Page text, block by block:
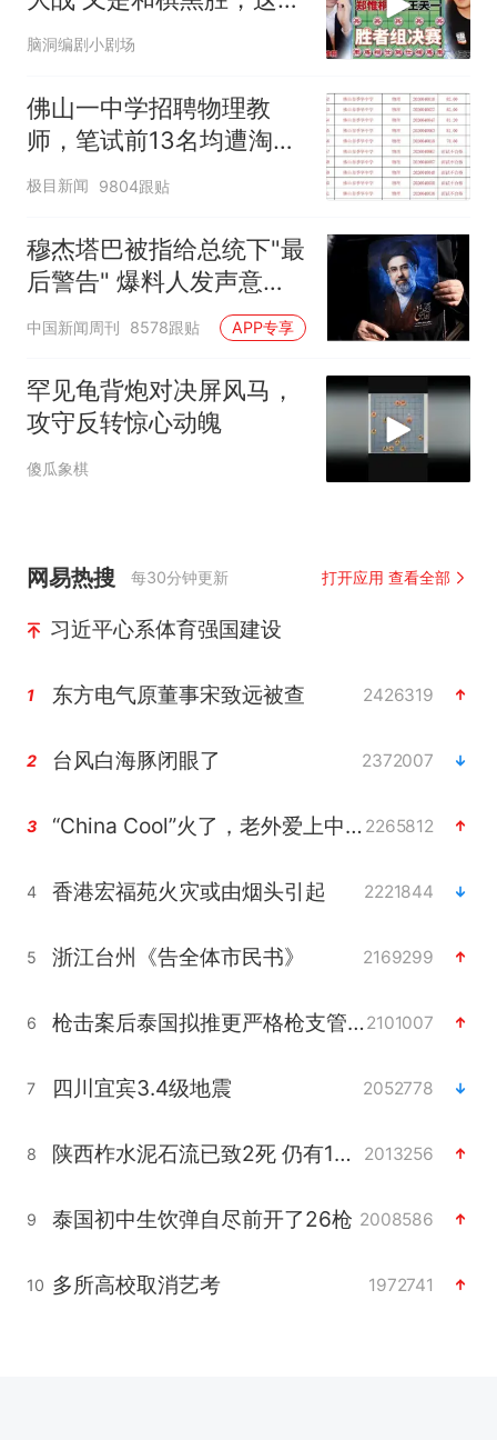
会有什么飞刀
脑洞编剧小剧场
佛山一中学招聘物理教
师，笔试前13名均遭淘
汰？教育局：已叫停招
聘，成立调查组全面核查
极目新闻 9804跟贴
穆杰塔巴被指给总统下"最
后警告" 爆料人发声意味
深长
中国新闻周刊 8578跟贴 APP专享
罕见龟背炮对决屏风马，
攻守反转惊心动魄
傻瓜象棋
网易热搜 每30分钟更新 打开应用 查看全部
习近平心系体育强国建设
1 东方电气原董事宋致远被查 2426319
2 台风白海豚闭眼了 2372007
3 “China Cool”火了，老外爱上中国避暑游 2265812
4 香港宏福苑火灾或由烟头引起 2221844
5 浙江台州《告全体市民书》 2169299
6 枪击案后泰国拟推更严格枪支管控方案2101007
7 四川宜宾3.4级地震 2052778
8 陕西柞水泥石流已致2死 仍有1人失联 2013256
9 泰国初中生饮弹自尽前开了26枪 2008586
10 多所高校取消艺考 1972741